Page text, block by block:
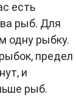
есть
рыб. Для
одну рыбку.
предел
и
рыб.